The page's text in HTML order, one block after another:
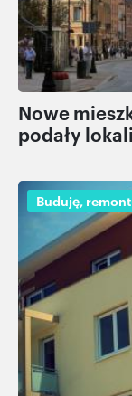
Nowe
podały
Buduję,